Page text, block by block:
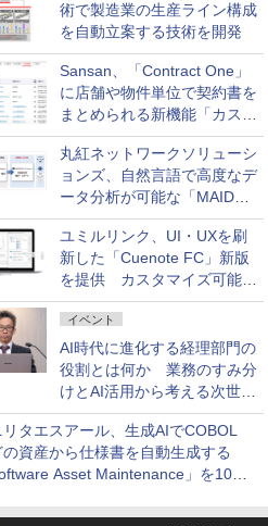
術で製造業の生産ライン構成
を自動立案する技術を開発
Sansan、「Contract One」
に店舗や物件単位で契約書を
まとめられる新機能「カスタ
ム契約ツリー」を追加
丸紅ネットワークソリューシ
ョンズ、自然言語で高度なデ
ータ分析が可能な「MAIDOA
AI ASSIST」を9月より提供
ユミルリンク、UI・UXを刷
新した「Cuenote FC」新版
を提供 カスタマイズ可能な
ダッシュボード画面を搭載
イベント
AI時代に進化する経理部門の
役割とは何か 業務のすみ分
けとAI活用から考える次世代
ファイナンス戦略
リタエスアール、生成AIでCOBOL
の資産から仕様書を自動生成する
Asset Maintenance」を10月